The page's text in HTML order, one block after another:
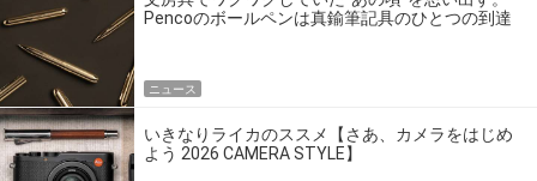
Pencoのボールペンは真鍮筆記具のひとつの到達
ニュース
いきなりライカのススメ【さあ、カメラをはじめ
よう 2026 CAMERA STYLE】